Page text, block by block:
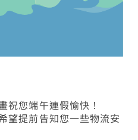
祝您端午連假愉快！
望提前告知您一些物流安